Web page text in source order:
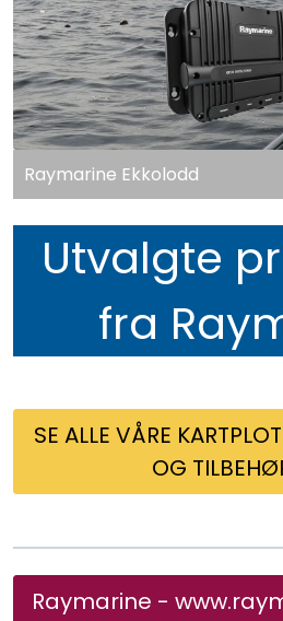
Raymarine Ekkolodd
Utvalgte
fra
SE ALLE VÅRE
OG
Raymarine -